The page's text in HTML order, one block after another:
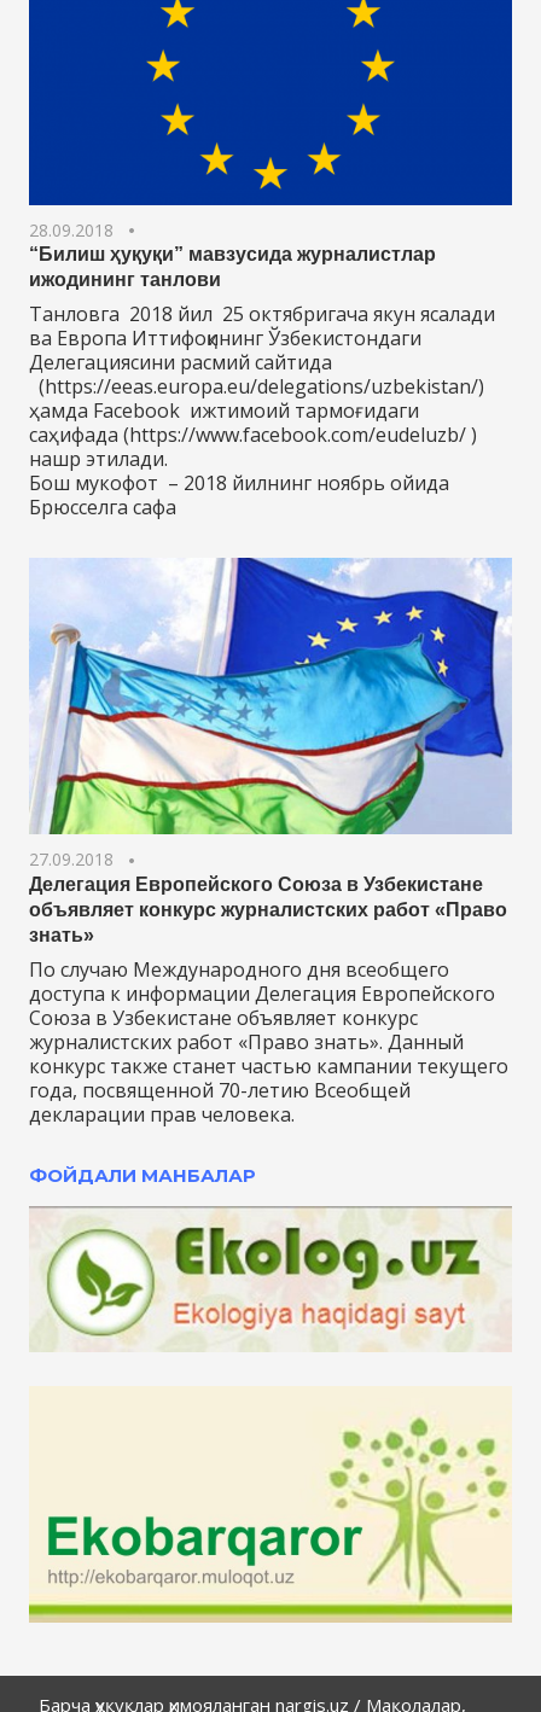
28.09.2018
“Билиш ҳуқуқи” мавзусида журналистлар
ижодининг танлови
Танловга 2018 йил 25 октябригача якун ясалади
ва Европа Иттифоқининг Ўзбекистондаги
Делегациясини расмий сайтида
(https://eeas.europa.eu/delegations/uzbekistan/)
ҳамда Facebook ижтимоий тармоғидаги
саҳифада (https://www.facebook.com/eudeluzb/ )
нашр этилади.
Бош мукофот – 2018 йилнинг ноябрь ойида
Брюсселга сафа
27.09.2018
Делегация Европейского Союза в Узбекистане
объявляет конкурс журналистских работ «Право
знать»
По случаю Международного дня всеобщего
доступа к информации Делегация Европейского
Союза в Узбекистане объявляет конкурс
журналистских работ «Право знать». Данный
конкурс также станет частью кампании текущего
года, посвященной 70-летию Всеобщей
декларации прав человека.
ФОЙДАЛИ МАНБАЛАР
Барча ҳуқуқлар ҳимояланган nargis.uz / Мақолалар,